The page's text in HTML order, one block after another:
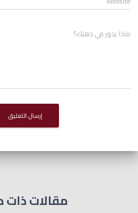
ماذا يدور في ذهنك؟
مقالات ذات